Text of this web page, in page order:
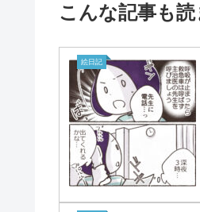
こんな記事も
絵日記